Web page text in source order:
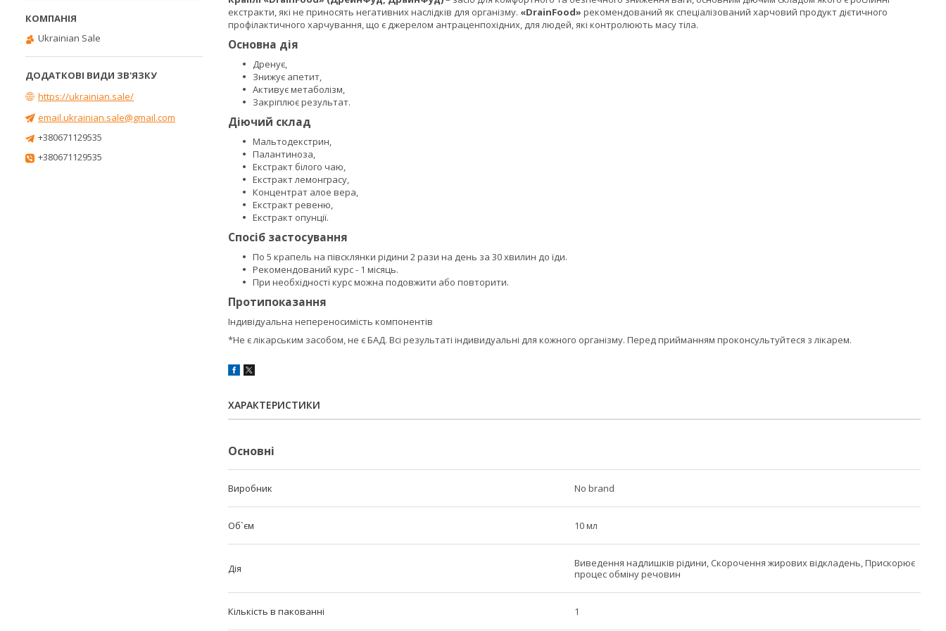
екстракти, які не приносять негативних наслідків для організму. «DrainFood» рекомендований як спеціалізований харчовий продукт дієтичного
профілактичного харчування, що є джерелом антраценпохідних, для людей, які контролюють масу тіла.
Основна дія
Дренує,
Знижує апетит,
Активує метаболізм,
Закріплює результат.
Діючий склад
Мальтодекстрин,
Палантиноза,
Екстракт білого чаю,
Екстракт лемонграсу,
Концентрат алое вера,
Екстракт ревеню,
Екстракт опунції.
Спосіб застосування
По 5 крапель на півсклянки рідини 2 рази на день за 30 хвилин до їди.
Рекомендований курс - 1 місяць.
При необхідності курс можна подовжити або повторити.
Протипоказання
Індивідуальна непереносимість компонентів
*Не є лікарським засобом, не є БАД. Всі результаті індивидуальні для кожного організму. Перед прийманням проконсультуйтеся з лікарем.
ХАРАКТЕРИСТИКИ
Основні
Виробник No brand
Об`єм 10 мл
Дія
Виведення надлишків рідини, Скорочення жирових відкладень, Прискорює
процес обміну речовин
Кількість в пакованні 1
Ukrainian Sale
https://ukrainian.sale/
email.ukrainian.sale@gmail.com
+380671129535
+380671129535